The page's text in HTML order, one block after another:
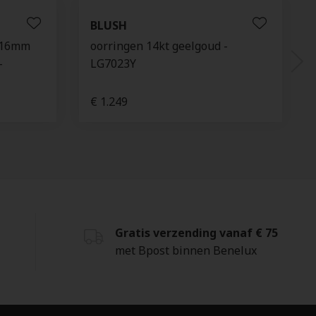
BLUSH
oorringen 14kt geelgoud -
LG7023Y
€ 1.249
Gratis verzending vanaf € 75
met Bpost binnen Benelux